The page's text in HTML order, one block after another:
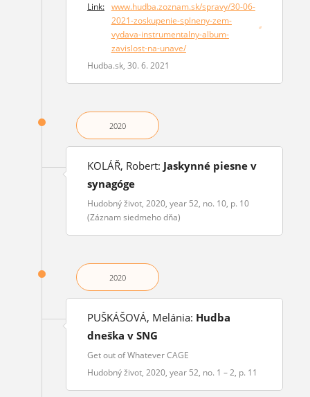
Link: www.hudba.zoznam.sk/spravy/30-06-
2021-zoskupenie-splneny-zem-
vydava-instrumentalny-album-
zavislost-na-unave/
(opens in a new window)
Hudba.sk, 30. 6. 2021
2020
KOLÁŘ, Robert: Jaskynné piesne v
synagóge
Hudobný život, 2020, year 52, no. 10, p. 10
(Záznam siedmeho dňa)
2020
PUŠKÁŠOVÁ, Melánia: Hudba
dneška v SNG
Get out of Whatever CAGE
Hudobný život, 2020, year 52, no. 1 – 2, p. 11